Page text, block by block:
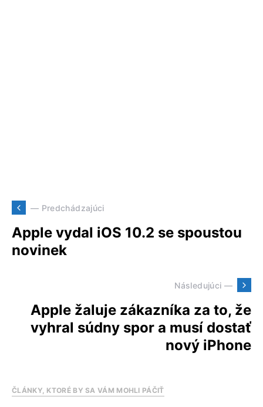
— Predchádzajúci
Apple vydal iOS 10.2 se spoustou
novinek
Následujúci —
Apple žaluje zákazníka za to, že
vyhral súdny spor a musí dostať
nový iPhone
ČLÁNKY, KTORÉ BY SA VÁM MOHLI PÁČIŤ